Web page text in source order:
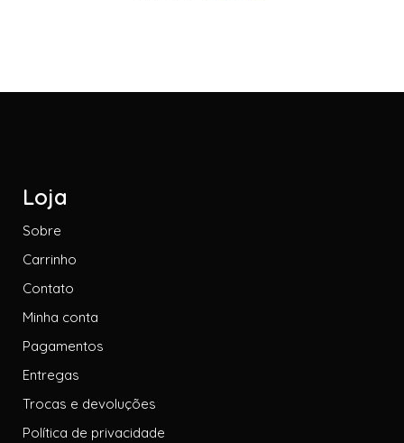
Loja
Sobre
Carrinho
Contato
Minha conta
Pagamentos
Entregas
Trocas e devoluções
Política de privacidade